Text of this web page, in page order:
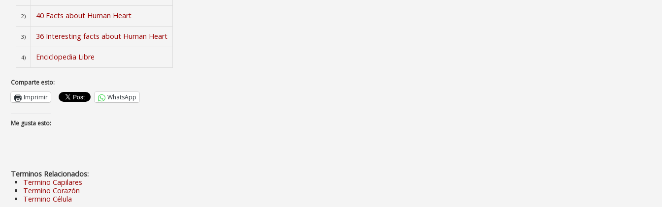
2) 40 Facts about Human Heart
3) 36 Interesting facts about Human Heart
4) Enciclopedia Libre
Comparte esto:
Imprimir
WhatsApp
Me gusta esto:
Terminos Relacionados:
Termino Capilares
Termino Corazón
Termino Célula